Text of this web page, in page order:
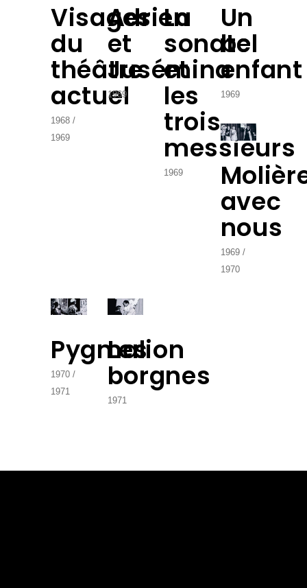
Visages
du
théâtre
actuel
1968
1969
Adrien
et
Jusémina
1969
La
sonate
et
les
trois
messieurs
1969
Un
bel
enfant
1969
avec
nous
1969
1970
Pygmalion
1970
1971
Les
borgnes
1971